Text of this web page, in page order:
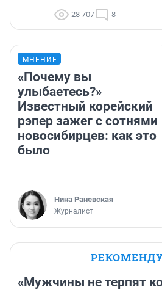
28 707 8
МНЕНИЕ
«Почему вы
улыбаетесь?»
Известный корейский
рэпер зажег с сотнями
новосибирцев: как это
было
Нина Раневская
Журналист
«Мужчины не терпят